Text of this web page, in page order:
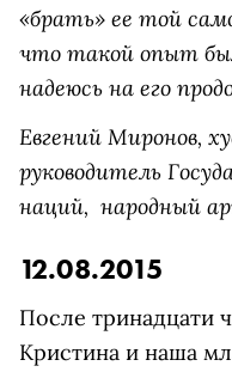
«брать» ее той
что такой опыт
надеюсь на его
Евгений Миронов,
руководитель
наций, народный
12.08.2015
После тринадцати
Кристина и наша